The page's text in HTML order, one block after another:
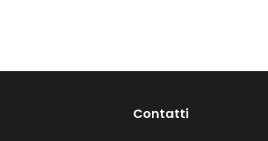
Contatti